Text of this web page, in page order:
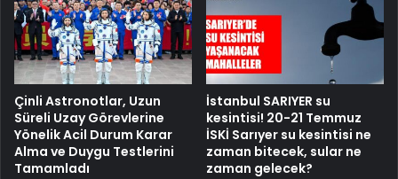
Çinli Astronotlar, Uzun
Süreli Uzay Görevlerine
Yönelik Acil Durum Karar
Alma ve Duygu Testlerini
Tamamladı
İstanbul SARIYER su
kesintisi! 20-21 Temmuz
İSKİ Sarıyer su kesintisi ne
zaman bitecek, sular ne
zaman gelecek?